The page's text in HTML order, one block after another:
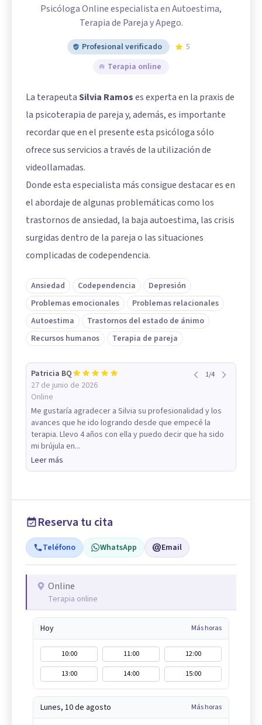
Psicóloga Online especialista en Autoestima,
Terapia de Pareja y Apego.
Profesional verificado
5
Terapia online
La terapeutaSilvia Ramoses experta en la praxis de
la psicoterapia de pareja y, además, es importante
recordar que en el presente esta psicóloga sólo
ofrece sus servicios a través de la utilización de
videollamadas.
Donde esta especialista más consigue destacar es en
el abordaje de algunas problemáticas como los
trastornos de ansiedad, la baja autoestima, las crisis
surgidas dentro de la pareja o las situaciones
complicadas de codependencia.
Ansiedad Codependencia
Depresión
Problemas emocionales
Problemas relacionales
Autoestima
Trastornos del estado de ánimo
Recursos humanos
Terapia de pareja
Patricia BQ
27 de junio de 2026
Online
1/4
Me gustaría agradecer a Silvia su profesionalidad y los
avances que he ido logrando desde que empecé la
terapia. Llevo 4 años con ella y puedo decir que ha sido
mi brújula en...
Leer más
Reserva tu cita
Teléfono WhatsApp Email
Online
Terapia online
Hoy Más horas
10:00 11:00
12:00
13:00
14:00 15:00
Lunes, 10 de agosto Más horas